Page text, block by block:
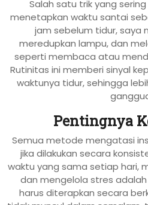
Salah satu trik yang
menetapkan waktu santai
jam sebelum tidur, saya
meredupkan lampu, dan
seperti membaca atau
Rutinitas ini memberi sinyal
waktunya tidur, sehingga
Pentingnya
Semua metode mengatasi
jika dilakukan secara
waktu yang sama setiap hari,
dan mengelola stres
harus diterapkan secara